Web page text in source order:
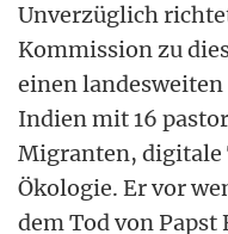
Unverzüglich
Kommission zu
einen
Indien mit 16
Migranten, digitale
Ökologie. Er vor
dem Tod von